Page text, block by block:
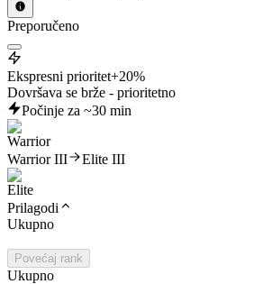
Preporučeno
Ekspresni prioritet+20%
Dovršava se brže - prioritetno
Počinje za ~30 min
Warrior III Elite III
Prilagodi
Ukupno
Povećaj rank
Ukupno